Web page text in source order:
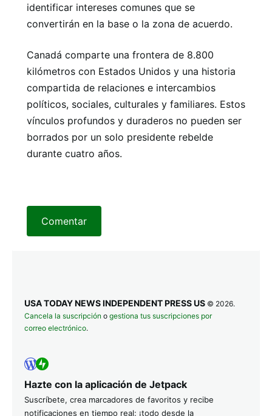
identificar intereses comunes que se
convertirán en la base o la zona de acuerdo.
Canadá comparte una frontera de 8.800
kilómetros con Estados Unidos y una historia
compartida de relaciones e intercambios
políticos, sociales, culturales y familiares. Estos
vínculos profundos y duraderos no pueden ser
borrados por un solo presidente rebelde
durante cuatro años.
Comentar
USA TODAY NEWS INDEPENDENT PRESS US © 2026.
Cancela la suscripción o gestiona tus suscripciones por
correo electrónico.
Hazte con la aplicación de Jetpack
Suscríbete, crea marcadores de favoritos y recibe
notificaciones en tiempo real: ¡todo desde la